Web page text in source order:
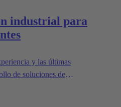
industrial para
y las últimas
de soluciones de